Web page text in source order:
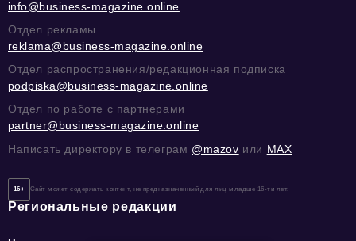
info@business-magazine.online
Отдел рекламы
reklama@business-magazine.online
Отдел распространения/редакционная подписка
podpiska@business-magazine.online
Отдел по работе с партнерами
partner@business-magazine.online
Написать директору в телеграм @mazov или MAX
16+ Сайт может содержать контент, не предназначенный для лиц младше 16-ти лет.
Региональные редакции